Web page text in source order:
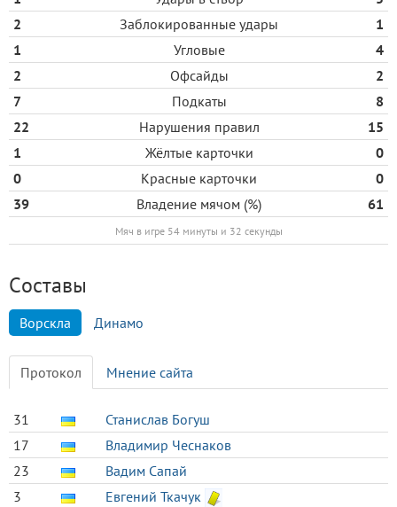
2
Заблокированные удары
1
1
Угловые
4
2
Офсайды
2
7
Подкаты
8
22
Нарушения правил
15
1
Жёлтые карточки
0
0
Красные карточки
0
39
Владение мячом (%) 61
Мяч в игре 54 минуты и 32 секунды
Cоставы
Ворскла Динамо
Протокол Мнение сайта
31
Станислав Богуш
17
Владимир Чеснаков
23
Вадим Сапай
3
Евгений Ткачук